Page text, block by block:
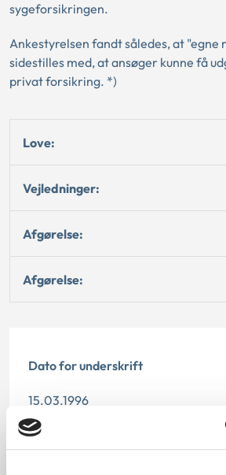
sygeforsikringen.
Ankestyrelsen fandt således, at "egne
sidestilles med, at ansøger kunne få
privat forsikring. *)
Love:
Vejledninger:
Afgørelse:
Afgørelse:
Dato for underskrift
15.03.1996
Offentliggørelsesdato